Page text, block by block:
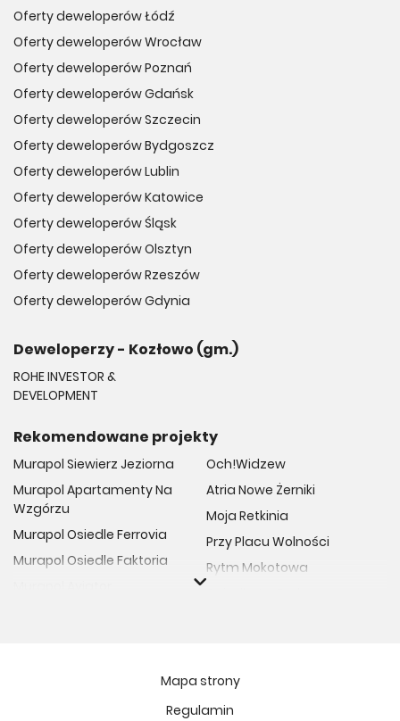
Oferty deweloperów Łódź
Oferty deweloperów Wrocław
Oferty deweloperów Poznań
Oferty deweloperów Gdańsk
Oferty deweloperów Szczecin
Oferty deweloperów Bydgoszcz
Oferty deweloperów Lublin
Oferty deweloperów Katowice
Oferty deweloperów Śląsk
Oferty deweloperów Olsztyn
Oferty deweloperów Rzeszów
Oferty deweloperów Gdynia
Deweloperzy - Kozłowo (gm.)
ROHE INVESTOR &
DEVELOPMENT
Rekomendowane projekty
Murapol Siewierz Jeziorna
Murapol Apartamenty Na
Wzgórzu
Murapol Osiedle Ferrovia
Murapol Osiedle Faktoria
Murapol Osiedle Szafirove
Och!Widzew
Atria Nowe Żerniki
Moja Retkinia
Przy Placu Wolności
Rytm Mokotowa
Mapa strony
Regulamin